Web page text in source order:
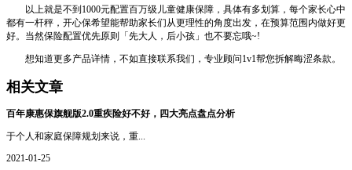
以上就是不到1000元配置百万级儿童健康保障，具体有多划算，每个家长心中
都有一杆秤，开心保希望能帮助家长们从更理性的角度出发，在预算范围内做好更
好。当然保险配置优先原则「先大人，后小孩」也不要忘哦~!
想知道更多产品详情，不如直接联系我们，专业顾问1v1帮您拆解晦涩条款。
相关文章
百年康惠保旗舰版2.0重疾险好不好，四大亮点盘点分析
于个人和家庭保障规划来说，重...
2021-01-25